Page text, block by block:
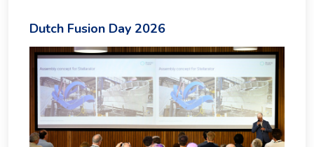
Dutch Fusion Day 2026